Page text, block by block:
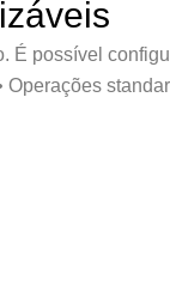
possível